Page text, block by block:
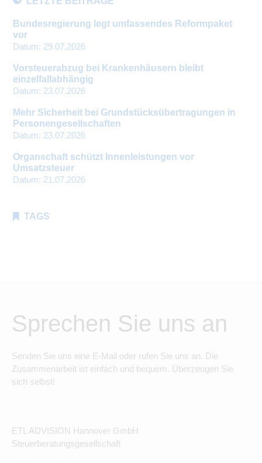
Bundesregierung legt umfassendes Reformpaket
vor
Datum: 29.07.2026
Vorsteuerabzug bei Krankenhäusern bleibt
einzelfallabhängig
Datum: 23.07.2026
Mehr Sicherheit bei Grundstücksübertragungen in
Personengesellschaften
Datum: 23.07.2026
Organschaft schützt Innenleistungen vor
Umsatzsteuer
Datum: 21.07.2026
TAGS
Sprechen Sie uns an
Senden Sie uns eine E-Mail oder rufen Sie uns an. Die
Zusammenarbeit ist einfach und bequem. Überzeugen Sie
sich selbst!
ETL ADVISION Hannover GmbH
Steuerberatungsgesellschaft